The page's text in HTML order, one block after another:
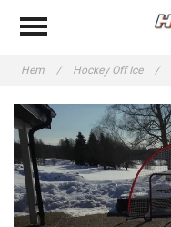
Hem / Hockey Off Ice /